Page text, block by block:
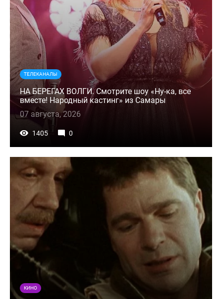
ТЕЛЕКАНАЛЫ
НА БЕРЕГАХ ВОЛГИ. Смотрите шоу «Ну-ка, все
вместе! Народный кастинг» из Самары
07 августа, 2026
1405 0
КИНО